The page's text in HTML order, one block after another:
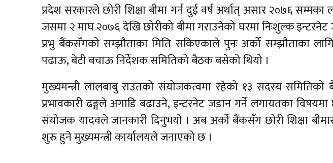
प्रदेश सरकारले छोरी शिक्षा बीमा गर्न दुई वर्ष अर्थात् असार २०७६
जसमा २ माघ २०७६ देखि छोरीको बीमा गराउनेको घरमा निःशुल्क इन्टरनेट
प्रभु बैंकसँगको सम्झौताका मिति सकिएकाले पुनः अर्को सम्झौताका
पढाऊ, बेटी बचाऊ निर्देशक समितिको बैठक बसेको थियो ।
मुख्यमन्त्री लालबाबु राउतको संयोजकत्वमा रहेको १३ सदस्य समितिको
प्रभावकारी ढङ्गले अगाडि बढाउने, इन्टरनेट जडान गर्ने लगायतका
संयोजक यादवले जानकारी दिनुभयो । अब अर्को बैंकसँग छोरी शिक्षा
शुरु हुने मुख्यमन्त्री कार्यालयले जनाएको छ ।